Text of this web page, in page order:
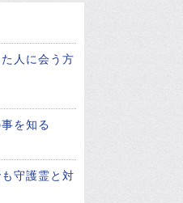
人に会う方
を知る
守護霊と対